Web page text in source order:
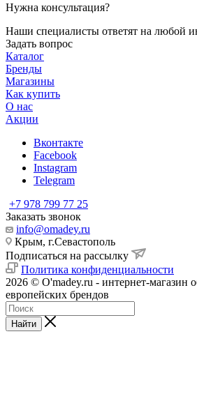
Нужна консультация?
Наши специалисты ответят на любой
Задать вопрос
Каталог
Бренды
Магазины
Как купить
О нас
Акции
Вконтакте
Facebook
Instagram
Telegram
+7 978 799 77 25
Заказать звонок
info@omadey.ru
Крым, г.Севастополь
Подписаться на рассылку
Политика конфиденциальности
2026 © O'madey.ru - интернет-магазин
европейских брендов
Найти